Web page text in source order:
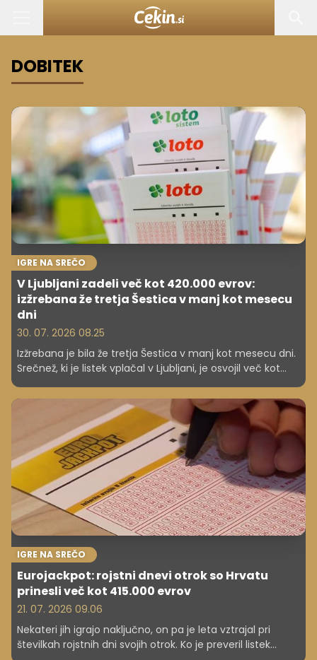
DOBITEK
IGRE NA SREČO
V Ljubljani zadeli več kot 420.000 evrov:
izžrebana že tretja Šestica v manj kot mesecu
dni
30. 07. 2026 08.25
Izžrebana je bila že tretja Šestica v manj kot mesecu dni.
Srečnež, ki je listek vplačal v Ljubljani, je osvojil več kot
421.000 evrov.
IGRE NA SREČO
Eurojackpot: rojstni dnevi otrok so Hrvatu
prinesli več kot 415.000 evrov
21. 07. 2026 09.06
Nekateri jih igrajo naključno, on pa je leta vztrajal pri
številkah rojstnih dni svojih otrok. Ko je preveril listek